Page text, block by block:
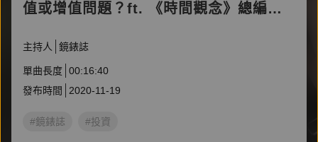
值或增值問題？ft. 《時間觀念》總編輯
主持人 鏡錶誌
單曲長度 00:16:40
發布時間
2020-11-19
#鏡錶誌 #投資